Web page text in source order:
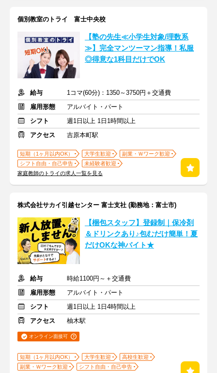
個別教室のトライ 富士中央校
【塾の先生≪小学生対象/理数系
≫】完全マンツーマン指導！私服
◎得意な1科目だけでOK
給与
1コマ(60分)：1350～3750円＋交通費
雇用形態
アルバイト・パート
シフト
週1日以上 1日1時間以上
アクセス
吉原本町駅
短期（1ヶ月以内OK） 大学生歓迎
副業・Ｗワーク歓迎
シフト自由・自己申告
未経験者歓迎
家庭教師のトライの求人一覧を見る
株式会社サカイ引越センター 富士支社 (勤務地：富士市)
【梱包スタッフ】登録制｜保冷剤
＆ドリンクあり♪包むだけ簡単！夏
だけOKな神バイト★
給与
時給1100円～＋交通費
雇用形態
アルバイト・パート
シフト
週1日以上 1日4時間以上
アクセス
柚木駅
オンライン面接可
短期（1ヶ月以内OK） 大学生歓迎
高校生歓迎
副業・Ｗワーク歓迎
シフト自由・自己申告